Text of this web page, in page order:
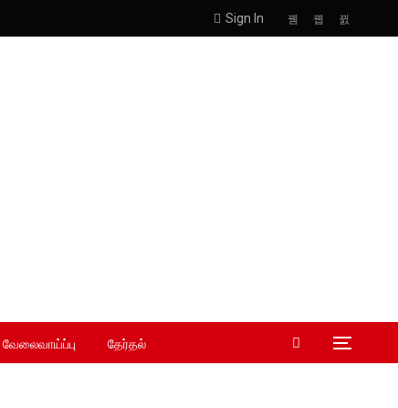
Sign In
வேலைவாய்ப்பு தேர்தல்